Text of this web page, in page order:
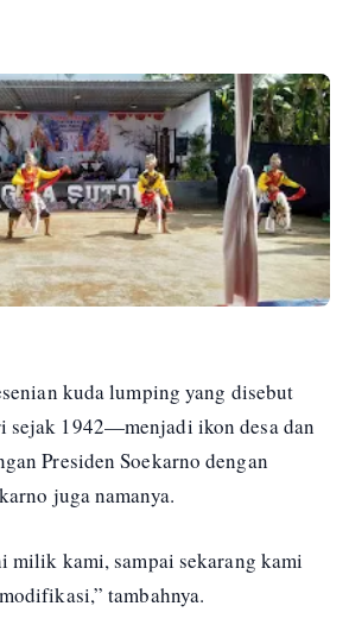
kuda lumping yang disebut
1942—menjadi ikon desa dan
Presiden Soekarno dengan
juga namanya.
milik kami, sampai sekarang kami
tambahnya.